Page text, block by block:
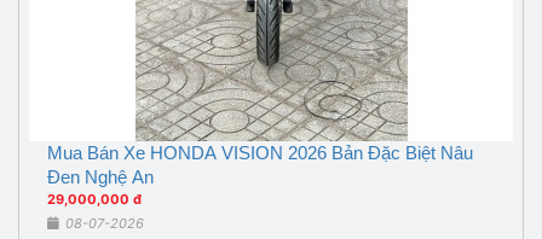
Mua Bán Xe HONDA VISION 2026 Bản Đặc Biệt Nâu
Đen Nghệ An
29,000,000 đ
08-07-2026